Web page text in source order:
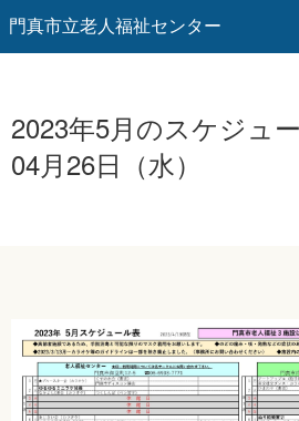
門真市立老人福祉センター
2023年5月のスケジュ
04月26日（水）